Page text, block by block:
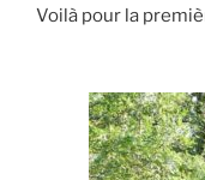
Voilà pour la